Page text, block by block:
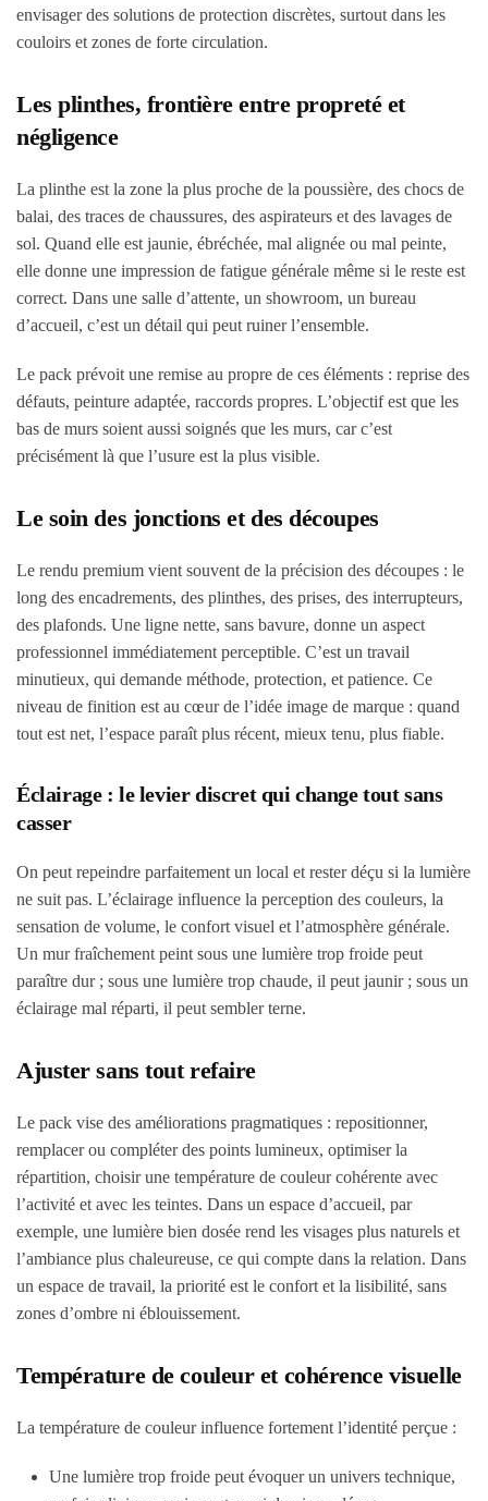
envisager des solutions de protection discrètes, surtout dans les
couloirs et zones de forte circulation.
Les plinthes, frontière entre propreté et
négligence
La plinthe est la zone la plus proche de la poussière, des chocs de
balai, des traces de chaussures, des aspirateurs et des lavages de
sol. Quand elle est jaunie, ébréchée, mal alignée ou mal peinte,
elle donne une impression de fatigue générale même si le reste est
correct. Dans une salle d’attente, un showroom, un bureau
d’accueil, c’est un détail qui peut ruiner l’ensemble.
Le pack prévoit une remise au propre de ces éléments : reprise des
défauts, peinture adaptée, raccords propres. L’objectif est que les
bas de murs soient aussi soignés que les murs, car c’est
précisément là que l’usure est la plus visible.
Le soin des jonctions et des découpes
Le rendu premium vient souvent de la précision des découpes : le
long des encadrements, des plinthes, des prises, des interrupteurs,
des plafonds. Une ligne nette, sans bavure, donne un aspect
professionnel immédiatement perceptible. C’est un travail
minutieux, qui demande méthode, protection, et patience. Ce
niveau de finition est au cœur de l’idée image de marque : quand
tout est net, l’espace paraît plus récent, mieux tenu, plus fiable.
Éclairage : le levier discret qui change tout sans
casser
On peut repeindre parfaitement un local et rester déçu si la lumière
ne suit pas. L’éclairage influence la perception des couleurs, la
sensation de volume, le confort visuel et l’atmosphère générale.
Un mur fraîchement peint sous une lumière trop froide peut
paraître dur ; sous une lumière trop chaude, il peut jaunir ; sous un
éclairage mal réparti, il peut sembler terne.
Ajuster sans tout refaire
Le pack vise des améliorations pragmatiques : repositionner,
remplacer ou compléter des points lumineux, optimiser la
répartition, choisir une température de couleur cohérente avec
l’activité et avec les teintes. Dans un espace d’accueil, par
exemple, une lumière bien dosée rend les visages plus naturels et
l’ambiance plus chaleureuse, ce qui compte dans la relation. Dans
un espace de travail, la priorité est le confort et la lisibilité, sans
zones d’ombre ni éblouissement.
Température de couleur et cohérence visuelle
La température de couleur influence fortement l’identité perçue :
Une lumière trop froide peut évoquer un univers technique,